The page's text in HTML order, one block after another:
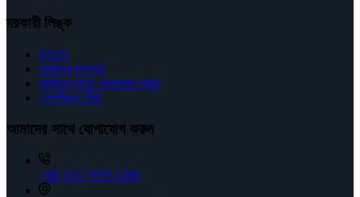
দরকারী লিঙ্ক
FAQs
আমাদের সম্পর্কে
আমাদের সাথে যোগাযোগ করুন
গোপনীয়তা নীতি
আমাদের সাথে যোগাযোগ করুন
+86 193 7079 1286